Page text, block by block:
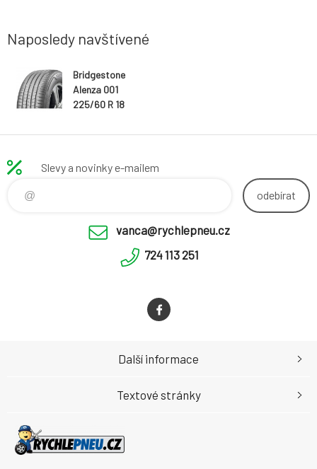
Naposledy navštívené
Bridgestone
Alenza 001
225/60 R 18
Slevy a novinky e-mailem
odebírat
vanca@rychlepneu.cz
724 113 251
Další informace
Textové stránky